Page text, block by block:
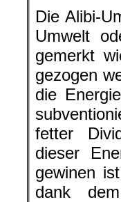
Die Alibi-
Umwelt
gemerkt
gezogen
die
fetter
dieser
gewinen
dank